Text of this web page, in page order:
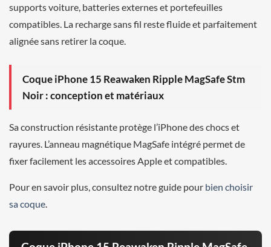
supports voiture, batteries externes et portefeuilles
compatibles. La recharge sans fil reste fluide et parfaitement
alignée sans retirer la coque.
Coque iPhone 15 Reawaken Ripple MagSafe Stm
Noir : conception et matériaux
Sa construction résistante protège l’iPhone des chocs et
rayures. L’anneau magnétique MagSafe intégré permet de
fixer facilement les accessoires Apple et compatibles.
Pour en savoir plus, consultez notre guide pour bien choisir
sa coque